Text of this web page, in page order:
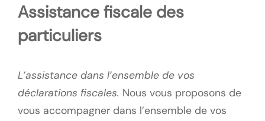
Assistance fiscale des
particuliers
L’assistance dans l’ensemble de vos
déclarations fiscales. Nous vous proposons de
vous accompagner dans l’ensemble de vos